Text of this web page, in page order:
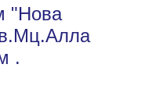
"Нова
.